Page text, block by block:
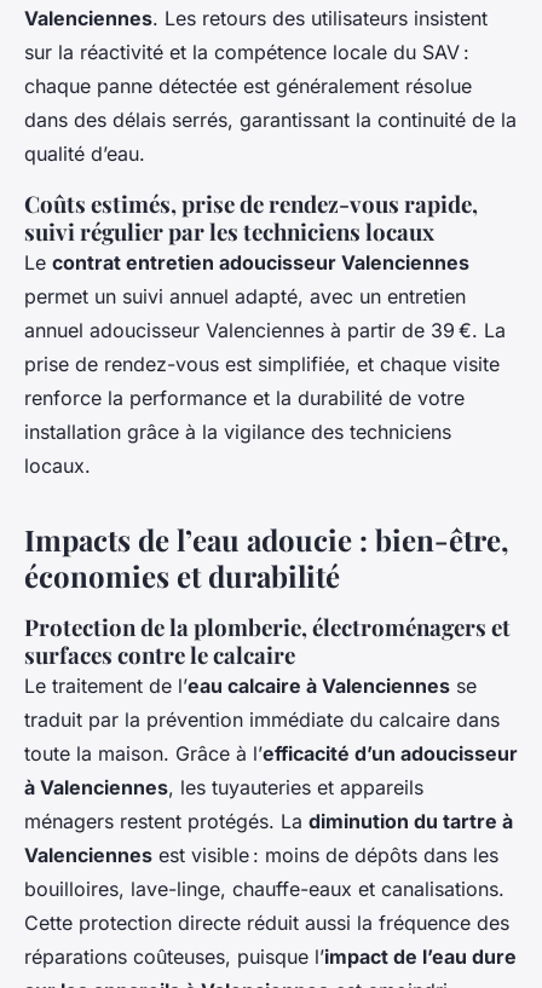
Valenciennes. Les retours des utilisateurs insistent
sur la réactivité et la compétence locale du SAV :
chaque panne détectée est généralement résolue
dans des délais serrés, garantissant la continuité de la
qualité d’eau.
Coûts estimés, prise de rendez-vous rapide,
suivi régulier par les techniciens locaux
Le contrat entretien adoucisseur Valenciennes
permet un suivi annuel adapté, avec un entretien
annuel adoucisseur Valenciennes à partir de 39 €. La
prise de rendez-vous est simplifiée, et chaque visite
renforce la performance et la durabilité de votre
installation grâce à la vigilance des techniciens
locaux.
Impacts de l’eau adoucie : bien-être,
économies et durabilité
Protection de la plomberie, électroménagers et
surfaces contre le calcaire
Le traitement de l’eau calcaire à Valenciennes se
traduit par la prévention immédiate du calcaire dans
toute la maison. Grâce à l’efficacité d’un adoucisseur
à Valenciennes, les tuyauteries et appareils
ménagers restent protégés. La diminution du tartre à
Valenciennes est visible : moins de dépôts dans les
bouilloires, lave-linge, chauffe-eaux et canalisations.
Cette protection directe réduit aussi la fréquence des
réparations coûteuses, puisque l’impact de l’eau dure